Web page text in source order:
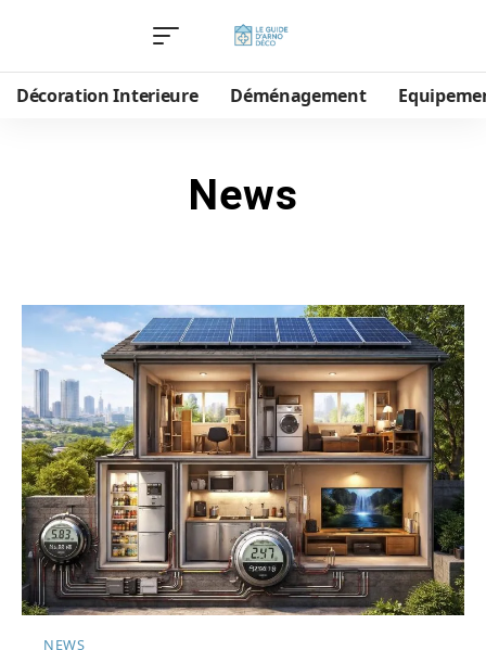
Décoration Interieure Déménagement
News
NEWS